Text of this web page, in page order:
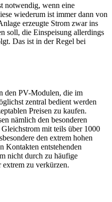
notwendig, wenn eine
wiederum ist immer dann von
erzeugte Strom zwar ins
soll, die Einspeisung allerdings
Das ist in der Regel bei
den PV-Modulen, die im
zentral bedient werden
Preisen zu kaufen.
nämlich den besonderen
mit teils über 1000
den extrem hohen
Kontakten entstehenden
nicht durch zu häufige
extrem zu verkürzen.